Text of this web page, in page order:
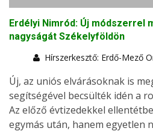
Erdélyi Nimród: Új módszerrel
nagyságát Székelyföldön
Hírszerkesztő: Erdő-Mező
Új, az uniós elvárásoknak is
segítségével becsülték idén a
Az előző évtizedekkel
egymás után, hanem egyetlen